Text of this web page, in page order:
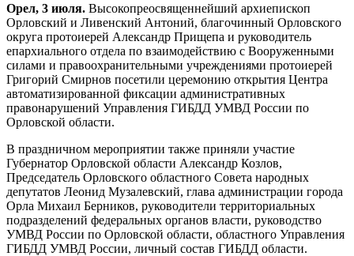
Орел, 3 июля. Высокопреосвященнейший архиепископ
Орловский и Ливенский Антоний, благочинный Орловского
округа протоиерей Александр Прищепа и руководитель
епархиального отдела по взаимодействию с Вооруженными
силами и правоохранительными учреждениями протоиерей
Григорий Смирнов посетили церемонию открытия Центра
автоматизированной фиксации административных
правонарушений Управления ГИБДД УМВД России по
Орловской области.
В праздничном мероприятии также приняли участие
Губернатор Орловской области Александр Козлов,
Председатель Орловского областного Совета народных
депутатов Леонид Музалевский, глава администрации города
Орла Михаил Берников, руководители территориальных
подразделений федеральных органов власти, руководство
УМВД России по Орловской области, областного Управления
ГИБДД УМВД России, личный состав ГИБДД области.